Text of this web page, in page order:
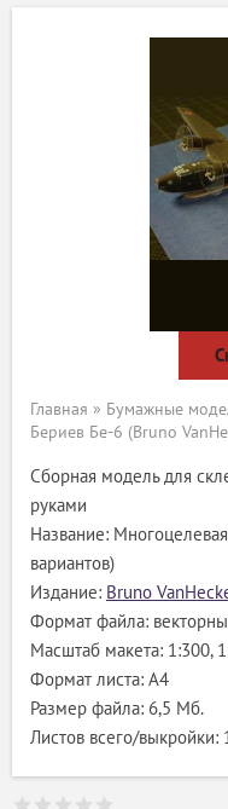
Главная » Бумажные
Бериев Бе-6 (Bruno
Сборная модель для
руками
Название:
вариантов)
Издание: Bruno
Формат файла:
Масштаб макета: 1:300,
Формат листа: А4
Размер файла: 6,5 Мб.
Листов всего/выкройки: